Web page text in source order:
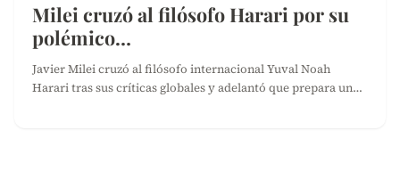
Milei cruzó al filósofo Harari por su
polémico…
Javier Milei cruzó al filósofo internacional Yuval Noah
Harari tras sus críticas globales y adelantó que prepara un…